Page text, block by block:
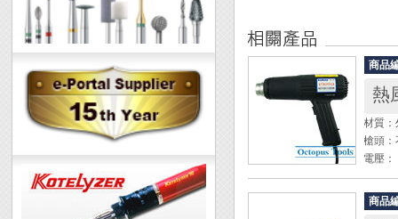
商品
熱
材質
槍頭
電壓
輸入
輸出
熱風
商品